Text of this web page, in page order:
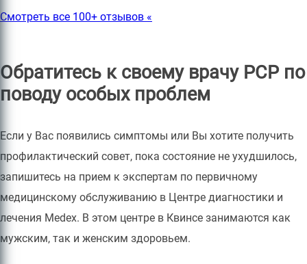
Смотреть все 100+ отзывов «
Обратитесь к своему врачу PCP по
поводу особых проблем
Если у Вас появились симптомы или Вы хотите получить
профилактический совет, пока состояние не ухудшилось,
запишитесь на прием к экспертам по первичному
медицинскому обслуживанию в Центре диагностики и
лечения Medex. В этом центре в Квинсе занимаются как
мужским, так и женским здоровьем.